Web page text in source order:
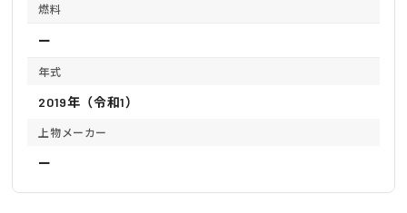
燃料
ー
年式
2019年（令和1）
上物メーカー
ー